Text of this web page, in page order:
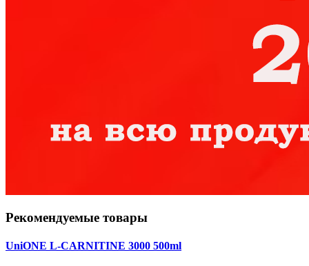
Рекомендуемые товары
UniONE L-CARNITINE 3000 500ml